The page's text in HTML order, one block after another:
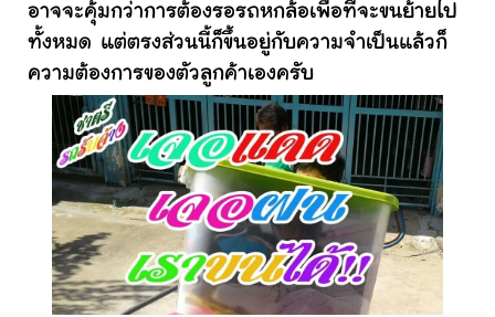
อาจจะคุ้มกว่าการต้องรอรถหกล้อเพื่อที่จะขนย้ายไป
ทั้งหมด แต่ตรงส่วนนี้ก็ขึ้นอยู่กับความจำเป็นแล้วก็
ความต้องการของตัวลูกค้าเองครับ